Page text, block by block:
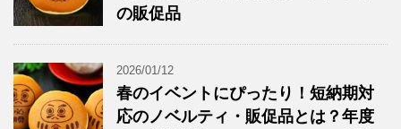
の販促品
2026/01/12
春のイベントにぴったり！短納期対
応のノベルティ・販促品とは？年度